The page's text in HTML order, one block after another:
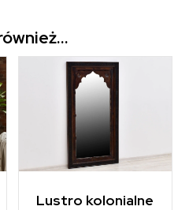
Lustro kolonialne